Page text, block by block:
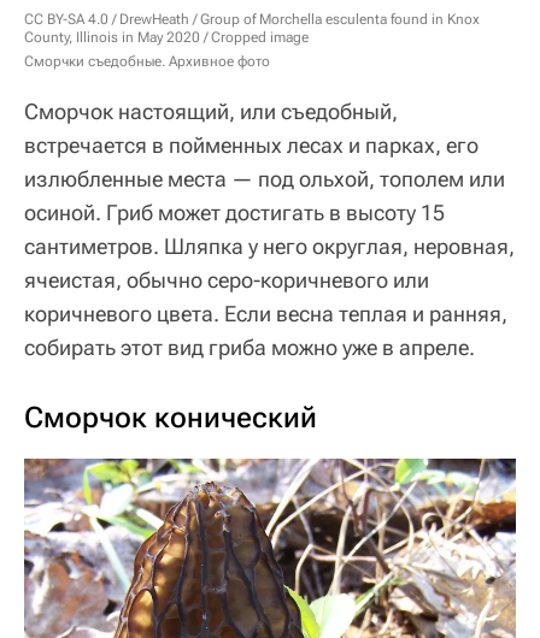
CC BY-SA 4.0 / DrewHeath /Group of Morchella esculenta found in Knox
County, Illinois in May 2020 / Cropped image
Сморчки съедобные. Архивное фото
Сморчок настоящий, или съедобный,
встречается в пойменных лесах и парках, его
излюбленные места — под ольхой, тополем или
осиной. Гриб может достигать в высоту 15
сантиметров. Шляпка у него округлая, неровная,
ячеистая, обычно серо-коричневого или
коричневого цвета. Если весна теплая и ранняя,
собирать этот вид гриба можно уже в апреле.
Сморчок конический